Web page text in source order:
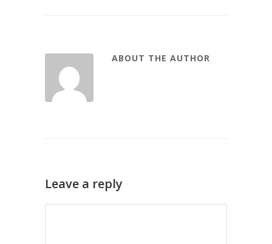
ABOUT THE AUTHOR
Leave a reply